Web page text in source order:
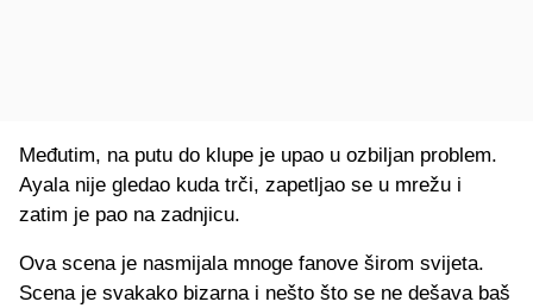
Međutim, na putu do klupe je upao u ozbiljan problem.
Ayala nije gledao kuda trči, zapetljao se u mrežu i
zatim je pao na zadnjicu.
Ova scena je nasmijala mnoge fanove širom svijeta.
Scena je svakako bizarna i nešto što se ne dešava baš